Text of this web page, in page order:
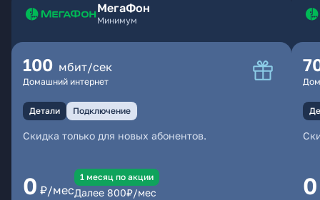
МегаФон
Минимум
100 мбит/сек
Домашний интернет
Детали Подключение
Скидка только для новых абонентов.
0 ₽/мес
1 месяц по акции
Далее 800₽/мес 0